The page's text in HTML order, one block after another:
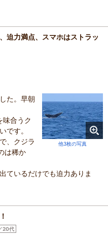
思ってる以上に安心して楽し
迫力満点、スマホはストラッ
他3枚の写真
た。早朝
味合うク
です。
、クジラ
は稀か
ているだけでも迫力ありま
れるため、波も結構強くて船
20代